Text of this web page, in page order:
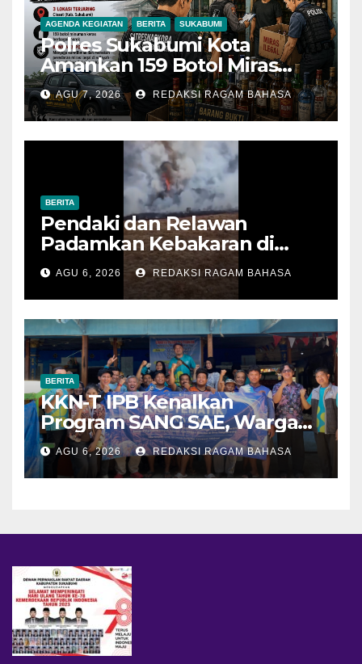
AGENDA KEGIATAN BERITA SUKABUMI
Polres Sukabumi Kota
Amankan 159 Botol Miras
Ilegal dari Tiga Lokasi dalam
Operasi Penyakit Masyarakat
AGU 7, 2026 REDAKSI RAGAM BAHASA
BERITA
Pendaki dan Relawan
Padamkan Kebakaran di
Alun-alun Suryakencana
Sebelum Meluas
AGU 6, 2026 REDAKSI RAGAM BAHASA
BERITA
KKN-T IPB Kenalkan
Program SANG SAE, Warga
Desa Sangrawayang Diajak
Ubah Sampah Jadi Bernilai
Ekonomi
AGU 6, 2026 REDAKSI RAGAM BAHASA